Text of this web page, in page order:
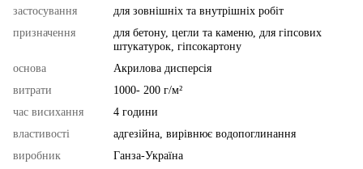
застосування
для зовнішніх та внутрішніх робіт
призначення
для бетону, цегли та каменю, для гіпсових
штукатурок, гіпсокартону
основа
Акрилова дисперсія
витрати
1000- 200 г/м²
час висихання
4 години
властивості
адгезійна, вирівнює водопоглинання
виробник
Ганза-Україна